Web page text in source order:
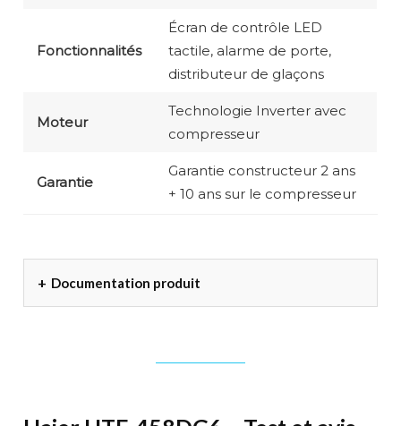
Fonctionnalités
Écran de contrôle LED
tactile, alarme de porte,
distributeur de glaçons
Moteur
Technologie Inverter avec
compresseur
Garantie
Garantie constructeur 2 ans
+ 10 ans sur le compresseur
Documentation produit